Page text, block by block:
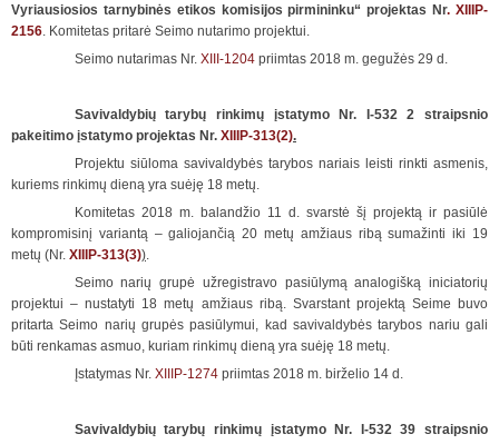
Vyriausiosios tarnybinės etikos komisijos pirmininku“ projektas Nr. XIIIP-
2156 . Komitetas pritarė Seimo nutarimo projektui.
Seimo nutarimas Nr. XIII-1204priimtas 2018 m. gegužės 29 d.
Savivaldybių tarybų rinkimų įstatymo Nr. I-532 2 straipsnio
pakeitimo įstatymo projektas Nr. XIIIP-313(2).
Projektu siūloma savivaldybės tarybos nariais leisti rinkti asmenis,
kuriems rinkimų dieną yra suėję 18 metų.
Komitetas 2018 m. balandžio 11 d. svarstė šį projektą ir pasiūlė
kompromisinį variantą – galiojančią 20 metų amžiaus ribą sumažinti iki 19
metų (Nr. XIIIP-313(3))
Seimo narių grupė užregistravo pasiūlymą analogišką iniciatorių
projektui – nustatyti 18 metų amžiaus ribą. Svarstant projektą Seime buvo
pritarta Seimo narių grupės pasiūlymui, kad savivaldybės tarybos nariu gali
būti renkamas asmuo, kuriam rinkimų dieną yra suėję 18 metų.
Įstatymas Nr. XIIIP-1274priimtas 2018 m. birželio 14 d.
Savivaldybių tarybų rinkimų įstatymo Nr. I-532 39 straipsnio